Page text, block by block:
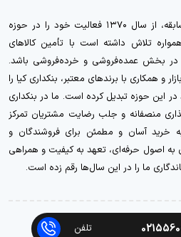
بنکداری کیا با بیش از سه دهه سابقه، از سال ۱۳۷۰ فعالیت خود را در حوزه
تلاش داشته است با تأمین کالاهای
در بخش عمده‌فروشی و خرده‌فروشی باشد.
و همکاری با برندهای معتبر، بنکداری کیا را
این حوزه تبدیل کرده است. ما در بنکداری
منصفانه و جلب رضایت مشتریان تمرکز
خرید آسان و مطمئن برای فروشندگان و
به اصول حرفه‌ای، تعهد به کیفیت و همراهی
ما را در این سال‌ها رقم زده است.
تلفن